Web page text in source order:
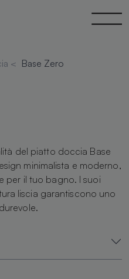
< Base Zero
del piatto doccia Base
minimalista e moderno,
per il tuo bagno. I suoi
liscia garantiscono uno